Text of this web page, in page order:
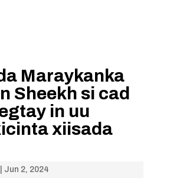
Maraykanka
Sheekh si cad
in uu
xiisada
Jun 2, 2024